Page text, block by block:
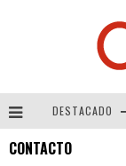
DESTACADO
CONTACTO